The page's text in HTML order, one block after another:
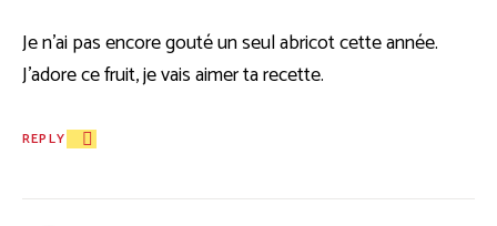
Je n’ai pas encore gouté un seul abricot cette année.
J’adore ce fruit, je vais aimer ta recette.
REPLY